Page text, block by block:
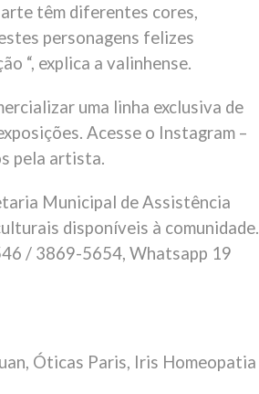
têm diferentes cores,
personagens felizes
“, explica a valinhense.
uma linha exclusiva de
Acesse o Instagram –
pela artista.
Municipal de Assistência
disponíveis à comunidade.
/ 3869-5654, Whatsapp 19
Óticas Paris, Iris Homeopatia